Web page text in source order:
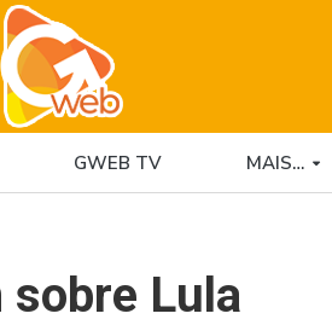
GWEB TV MAIS…
sobre Lula